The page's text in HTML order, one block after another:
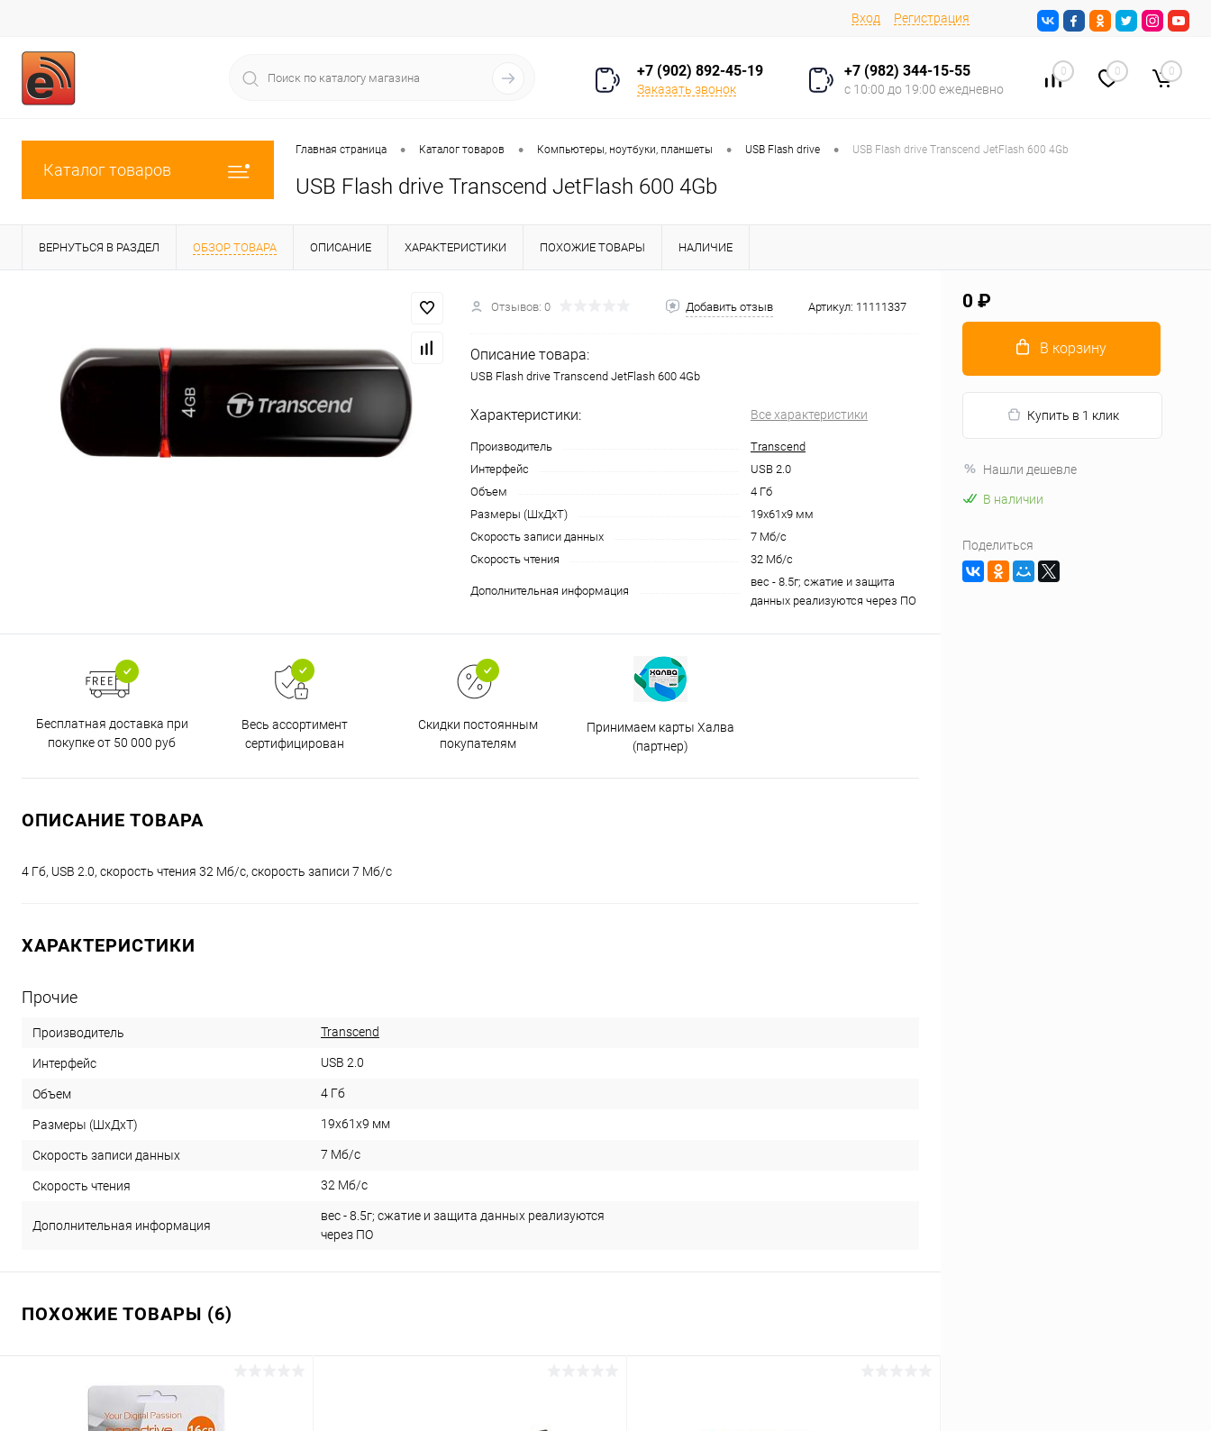
Вход Регистрация
+7 (902) 892-45-19
Заказать звонок
+7 (982) 344-15-55
с 10:00 до 19:00 ежедневно
0 0 0
Каталог товаров
Главная страница • Каталог товаров • Компьютеры, ноутбуки, планшеты • USB Flash drive • USB Flash drive Transcend JetFlash 600 4Gb
USB Flash drive Transcend JetFlash 600 4Gb
ВЕРНУТЬСЯ В РАЗДЕЛ ОБЗОР ТОВАРА ОПИСАНИЕ ХАРАКТЕРИСТИКИ ПОХОЖИЕ ТОВАРЫ НАЛИЧИЕ
Отзывов: 0 Добавить отзыв Артикул: 11111337
Описание товара:
USB Flash drive Transcend JetFlash 600 4Gb
Характеристики: Все характеристики
Производитель
Transcend
Интерфейс
USB 2.0
Объем
4 Гб
Размеры (ШхДхТ)
19x61x9 мм
Скорость записи данных
7 Мб/с
Скорость чтения
32 Мб/с
Дополнительная информация
вес - 8.5г; сжатие и защита
данных реализуются через ПО
Бесплатная доставка при
покупке от 50 000 руб
Весь ассортимент
сертифицирован
Скидки постоянным
покупателям
Принимаем карты Халва
(партнер)
ОПИСАНИЕ ТОВАРА
4 Гб, USB 2.0, скорость чтения 32 Мб/с, скорость записи 7 Мб/с
ХАРАКТЕРИСТИКИ
Прочие
Производитель Transcend
Интерфейс USB 2.0
Объем 4 Гб
Размеры (ШхДхТ) 19x61x9 мм
Скорость записи данных 7 Мб/с
Скорость чтения 32 Мб/с
Дополнительная информация
вес - 8.5г; сжатие и защита данных реализуются
через ПО
ПОХОЖИЕ ТОВАРЫ (6)
0 ₽
В корзину
Купить в 1 клик
Нашли дешевле
В наличии
Поделиться